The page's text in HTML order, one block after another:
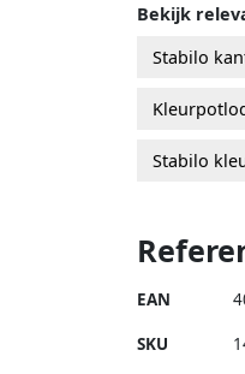
Bekijk
Stabilo
Stabilo
EAN
SKU